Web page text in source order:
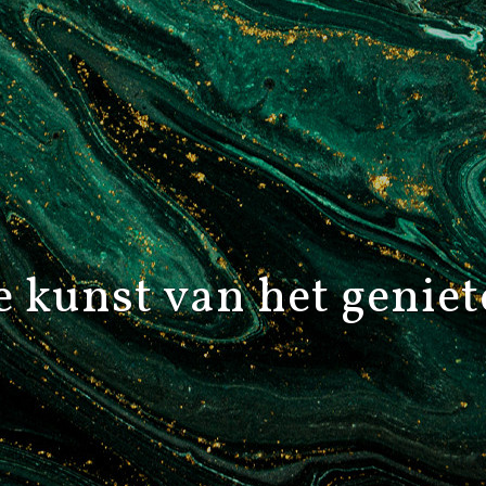
kunst van het